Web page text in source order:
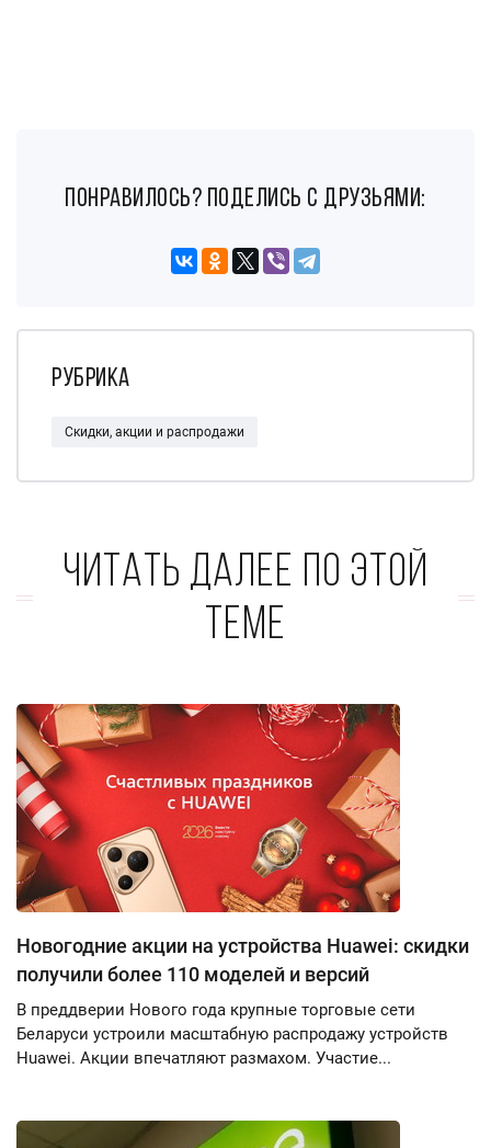
понравилось? поделись с друзьями:
Рубрика
Скидки, акции и распродажи
Читать далее по этой
теме
Новогодние акции на устройства Huawei: скидки
получили более 110 моделей и версий
В преддверии Нового года крупные торговые сети
Беларуси устроили масштабную распродажу устройств
Huawei. Акции впечатляют размахом. Участие...